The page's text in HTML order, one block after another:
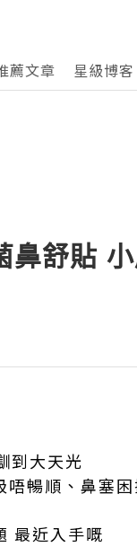
薦文章 星級博客
舒貼
到大天光
暢順、鼻塞困
最近入手嘅